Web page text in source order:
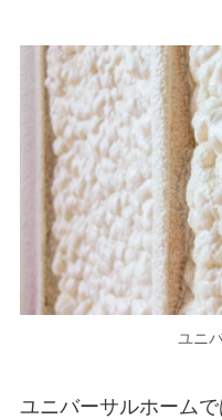
ユニ
ユニバーサルホーム